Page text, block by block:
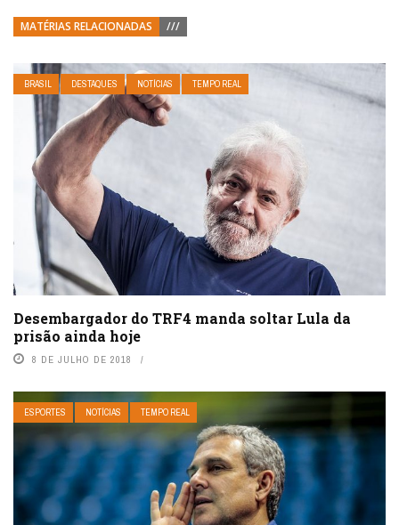
MATÉRIAS RELACIONADAS ///
BRASIL DESTAQUES NOTÍCIAS TEMPO REAL
Desembargador do TRF4 manda soltar Lula da
prisão ainda hoje
8 DE JULHO DE 2018
ESPORTES NOTÍCIAS TEMPO REAL